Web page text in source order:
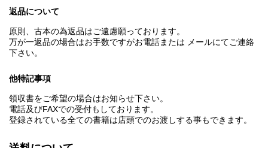
返品について
原則、古本の為返品はご遠慮願っております。
万が一返品の場合はお手数ですがお電話または メールにてご連絡
下さい。
他特記事項
領収書をご希望の場合はお知らせ下さい。
電話及びFAXでの受付もしております。
登録されている全ての書籍は店頭でのお渡しする事もできます。